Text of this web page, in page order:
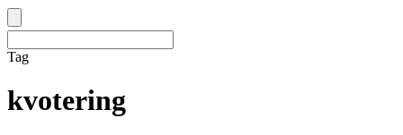
Tag
kvotering